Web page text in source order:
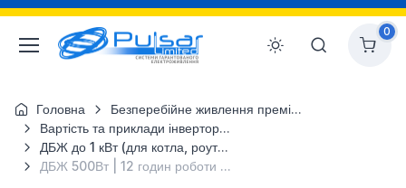
0
Головна
Безперебійне живлення преміум-класу для об`єктів будівництв
Вартість та приклади інверторних систем
ДБЖ до 1 кВт (для котла, роутера...)
ДБЖ 500Вт | 12 годин роботи при навантаженні 162 Вт